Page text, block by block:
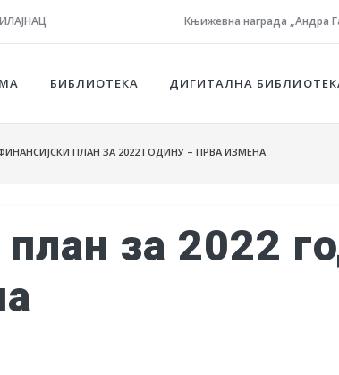
Књижевна награда „Андра
БИБЛИОТЕКА ДИГИТАЛНА
ПЛАН ЗА 2022 ГОДИНУ – ПРВА ИЗМЕНА
за 2022